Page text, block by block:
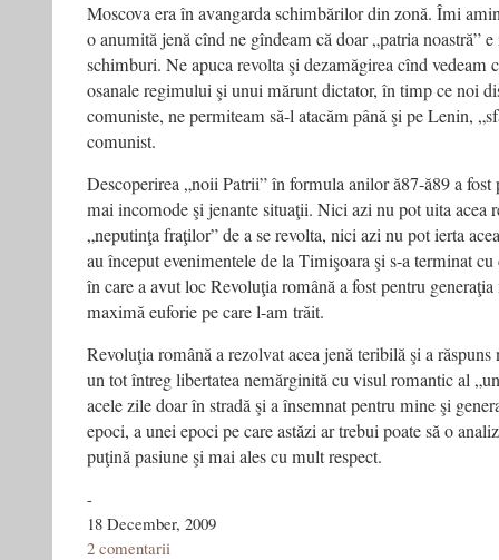
Moscova era în avangarda schimbărilor din zonă. Îmi
o anumită jenă cînd ne gîndeam că doar „patria noastră”
schimburi. Ne apuca revolta şi dezamăgirea cînd vedeam
osanale regimului şi unui mărunt dictator, în timp ce noi
comuniste, ne permiteam să-l atacăm până şi pe Lenin,
comunist.
Descoperirea „noii Patrii” în formula anilor ă87-ă89 a
mai incomode şi jenante situaţii. Nici azi nu pot uita acea
„neputinţa fraţilor” de a se revolta, nici azi nu pot ierta
au început evenimentele de la Timişoara şi s-a terminat
în care a avut loc Revoluţia română a fost pentru
maximă euforie pe care l-am trăit.
Revoluţia română a rezolvat acea jenă teribilă şi a
un tot întreg libertatea nemărginită cu visul romantic al
acele zile doar în stradă şi a însemnat pentru mine şi
epoci, a unei epoci pe care astăzi ar trebui poate să o
puţină pasiune şi mai ales cu mult respect.
-
18 December, 2009
2 comentarii